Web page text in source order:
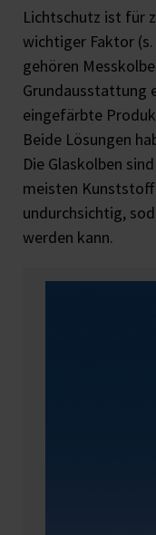
Lichtschutz ist für
wichtiger Faktor
gehören
Grundausstattung
eingefärbte
Beide Lösungen
Die Glaskolben
meisten
undurchsichtig,
werden kann.